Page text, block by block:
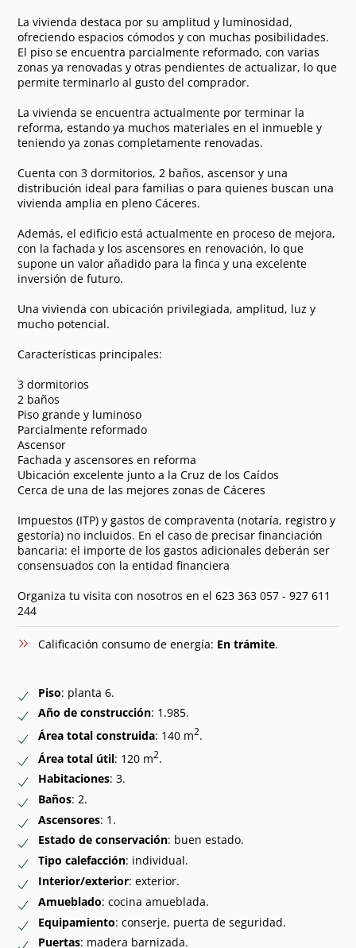
La vivienda destaca por su amplitud y luminosidad,
ofreciendo espacios cómodos y con muchas posibilidades.
El piso se encuentra parcialmente reformado, con varias
zonas ya renovadas y otras pendientes de actualizar, lo que
permite terminarlo al gusto del comprador.
La vivienda se encuentra actualmente por terminar la
reforma, estando ya muchos materiales en el inmueble y
teniendo ya zonas completamente renovadas.
Cuenta con 3 dormitorios, 2 baños, ascensor y una
distribución ideal para familias o para quienes buscan una
vivienda amplia en pleno Cáceres.
Además, el edificio está actualmente en proceso de mejora,
con la fachada y los ascensores en renovación, lo que
supone un valor añadido para la finca y una excelente
inversión de futuro.
Una vivienda con ubicación privilegiada, amplitud, luz y
mucho potencial.
Características principales:
3 dormitorios
2 baños
Piso grande y luminoso
Parcialmente reformado
Ascensor
Fachada y ascensores en reforma
Ubicación excelente junto a la Cruz de los Caídos
Cerca de una de las mejores zonas de Cáceres
Impuestos (ITP) y gastos de compraventa (notaría, registro y
gestoría) no incluidos. En el caso de precisar financiación
bancaria: el importe de los gastos adicionales deberán ser
consensuados con la entidad financiera
Organiza tu visita con nosotros en el 623 363 057 - 927 611
244
Calificación consumo de energía: En trámite.
Piso: planta 6.
Año de construcción: 1.985.
Área total construida: 140 m2.
Área total útil: 120 m2.
Habitaciones: 3.
Baños: 2.
Ascensores: 1.
Estado de conservación: buen estado.
Tipo calefacción: individual.
Interior/exterior: exterior.
Amueblado: cocina amueblada.
Equipamiento: conserje, puerta de seguridad.
Puertas: madera barnizada.